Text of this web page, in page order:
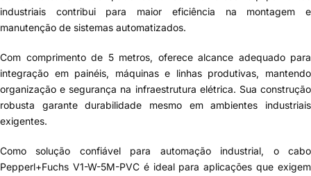
industriais contribui para maior eficiência na montagem e
manutenção de sistemas automatizados.
Com comprimento de 5 metros, oferece alcance adequado para
integração em painéis, máquinas e linhas produtivas, mantendo
organização e segurança na infraestrutura elétrica. Sua construção
robusta garante durabilidade mesmo em ambientes industriais
exigentes.
Como solução confiável para automação industrial, o cabo
Pepperl+Fuchs V1-W-5M-PVC é ideal para aplicações que exigem